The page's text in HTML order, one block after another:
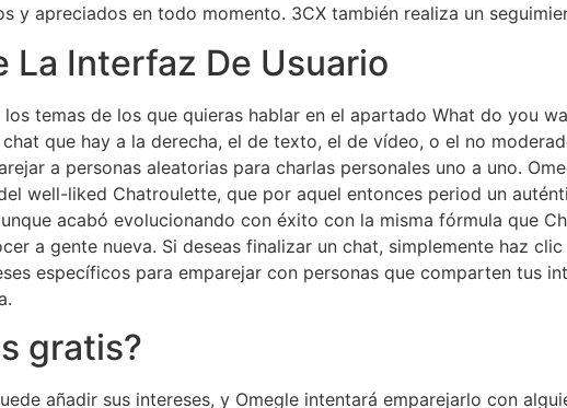
y apreciados en todo momento. 3CX también realiza un
La Interfaz De Usuario
temas de los que quieras hablar en el apartado What do you
que hay a la derecha, el de texto, el de vídeo, o el no
a personas aleatorias para charlas personales uno a uno.
well-liked Chatroulette, que por aquel entonces period un
acabó evolucionando con éxito con la misma fórmula que
a gente nueva. Si deseas finalizar un chat, simplemente haz
específicos para emparejar con personas que comparten tus
gratis?
añadir sus intereses, y Omegle intentará emparejarlo con